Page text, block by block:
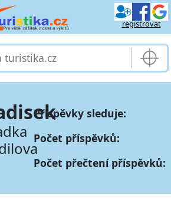
registrovat
›
›
Příspěvky sleduje:
Počet příspěvků:
Počet přečtení příspěvků: